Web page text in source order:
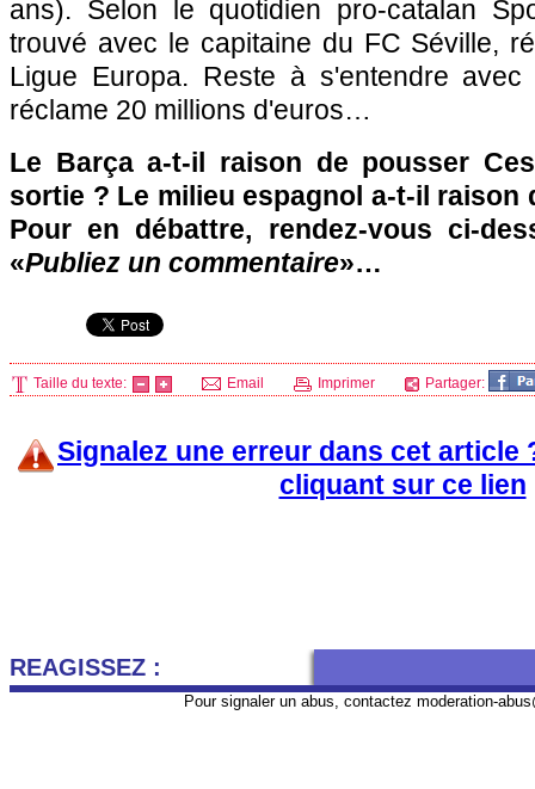
ans). Selon le quotidien pro-catalan
trouvé avec le capitaine du FC Séville,
Ligue Europa. Reste à s'entendre
réclame 20 millions d'euros…
Le Barça a-t-il raison de pousser
sortie ? Le milieu espagnol a-t-il raison
Pour en débattre, rendez-vous ci-
«Publiez un commentaire»…
Taille du texte: Email Imprimer Partager:
Signalez une erreur dans cet article
cliquant sur ce lien
REAGISSEZ :
Pour signaler un abus, contactez moderation-